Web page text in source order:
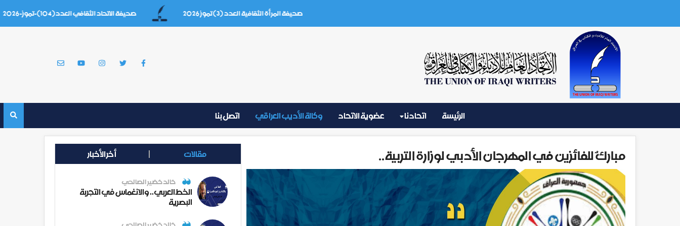
صحيفة المرأة الثقافية العدد (3) تموز 2026 صحيفة الاتحاد الثقافي العدد(104)-تموز-2026
الرئيسة اتحادنا عضوية الاتحاد وكالة الأديب العراقي اتصل بنا
مباركٌ للفائزين في المهرجان الأدبي لوزارة التربية.. مقالات أخر الأخبار
خالد خضير الصالحي
الخط العربي.. والانغماس في التجربة
البصرية